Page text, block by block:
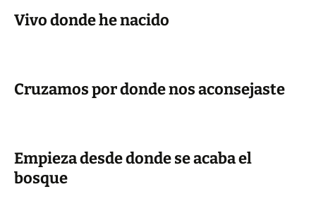
Vivo donde he nacido
Cruzamos por donde nos aconsejaste
Empieza desde donde se acaba el
bosque